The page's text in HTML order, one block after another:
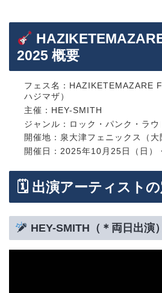
2025 概要
フェス名：HAZIKETEMAZARE
ハジマザ）
主催：HEY-SMITH
ジャンル：ロック・パンク・ラ
開催地：泉大津フェニックス（大
開催日：2025年10月25日（日）
🗓 出演アーティストの
HEY-SMITH（＊両日出演）